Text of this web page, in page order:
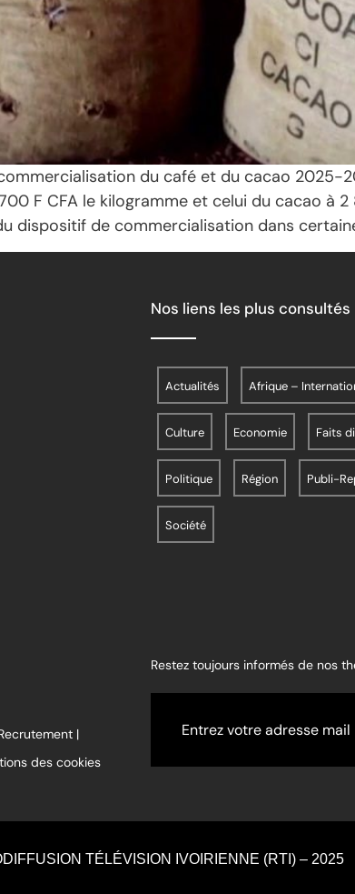
du café et du cacao 2025-
F CFA le kilogramme et celui du cacao à
dispositif de commercialisation dans
Nos liens les plus consultés
Actualités Afrique –
Culture Economie Faits
Politique Région Publi-
Société
|
des cookies
Restez toujours informés de nos
TÉLÉVISION IVOIRIENNE (RTI) – 2025